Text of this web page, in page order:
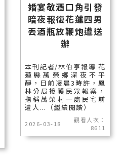
婚宴敬酒口角引發
暗夜報復花蓮四男
丟酒瓶放鞭炮遭送
辦
本刊記者/林伯亨報導 花
蓮縣萬榮鄉深夜不平
靜，日前凌晨3時許，鳳
林分局接獲民眾報案，
指稱萬榮村一處民宅前
遭人...（繼續閱讀）
2026-03-18
觀看人次：
8611